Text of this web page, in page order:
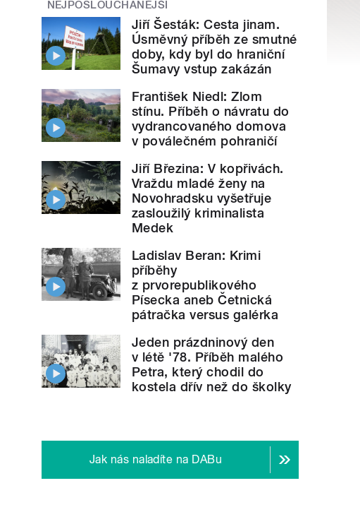
NEJPOSLOUCHANĚJŠÍ
Jiří Šesták: Cesta jinam.
Úsměvný příběh ze smutné
doby, kdy byl do hraniční
Šumavy vstup zakázán
František Niedl: Zlom
stínu. Příběh o návratu do
vydrancovaného domova
v poválečném pohraničí
Jiří Březina: V kopřivách.
Vraždu mladé ženy na
Novohradsku vyšetřuje
zasloužilý kriminalista
Medek
Ladislav Beran: Krimi
příběhy
z prvorepublikového
Písecka aneb Četnická
pátračka versus galérka
Jeden prázdninový den
v létě '78. Příběh malého
Petra, který chodil do
kostela dřív než do školky
Jak nás naladíte na DABu